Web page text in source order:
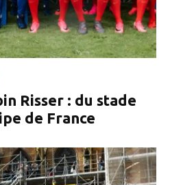
Risser : du stade
de France